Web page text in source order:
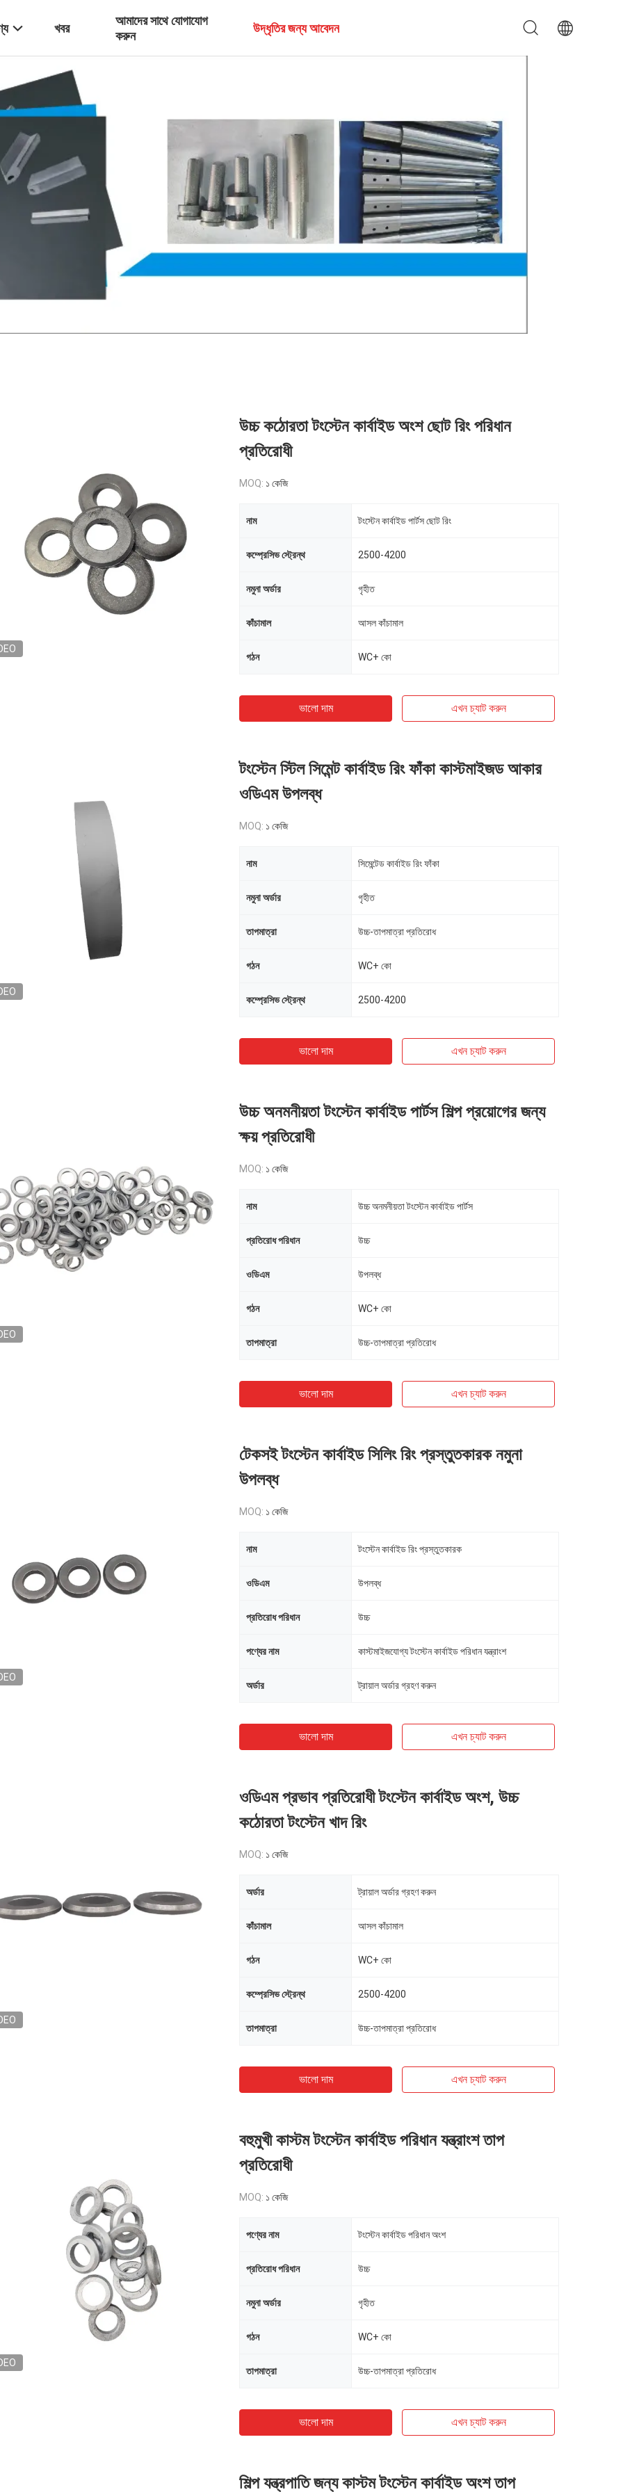
খবর
আমাদের সাথে যোগাযোগ
করুন
উদ্ধৃতির জন্য আবেদন
উচ্চ কঠোরতা টংস্টেন কার্বাইড অংশ ছোট রিং পরিধান
প্রতিরোধী
MOQ: ১ কেজি
নাম টংস্টেন কার্বাইড পার্টস ছোট রিং
কম্প্রেসিভ স্ট্রেন্থ 2500-4200
নমুনা অর্ডার গৃহীত
কাঁচামাল আসল কাঁচামাল
গঠন WC+ কো
ভালো দাম এখন চ্যাট করুন
টংস্টেন স্টিল সিমেন্ট কার্বাইড রিং ফাঁকা কাস্টমাইজড আকার
ওডিএম উপলব্ধ
MOQ: ১ কেজি
নাম সিমেন্টেড কার্বাইড রিং ফাঁকা
নমুনা অর্ডার গৃহীত
তাপমাত্রা উচ্চ-তাপমাত্রা প্রতিরোধ
গঠন WC+ কো
কম্প্রেসিভ স্ট্রেন্থ 2500-4200
ভালো দাম এখন চ্যাট করুন
উচ্চ অনমনীয়তা টংস্টেন কার্বাইড পার্টস শিল্প প্রয়োগের জন্য
ক্ষয় প্রতিরোধী
MOQ: ১ কেজি
নাম উচ্চ অনমনীয়তা টংস্টেন কার্বাইড পার্টস
প্রতিরোধ পরিধান উচ্চ
ওডিএম উপলব্ধ
গঠন WC+ কো
তাপমাত্রা উচ্চ-তাপমাত্রা প্রতিরোধ
ভালো দাম এখন চ্যাট করুন
টেকসই টংস্টেন কার্বাইড সিলিং রিং প্রস্তুতকারক নমুনা
উপলব্ধ
MOQ: ১ কেজি
নাম টংস্টেন কার্বাইড রিং প্রস্তুতকারক
ওডিএম উপলব্ধ
প্রতিরোধ পরিধান উচ্চ
পণ্যের নাম কাস্টমাইজযোগ্য টংস্টেন কার্বাইড পরিধান যন্ত্রাংশ
অর্ডার ট্রায়াল অর্ডার গ্রহণ করুন
ভালো দাম এখন চ্যাট করুন
ওডিএম প্রভাব প্রতিরোধী টংস্টেন কার্বাইড অংশ, উচ্চ
কঠোরতা টংস্টেন খাদ রিং
MOQ: ১ কেজি
অর্ডার ট্রায়াল অর্ডার গ্রহণ করুন
কাঁচামাল আসল কাঁচামাল
গঠন WC+ কো
কম্প্রেসিভ স্ট্রেন্থ 2500-4200
তাপমাত্রা উচ্চ-তাপমাত্রা প্রতিরোধ
ভালো দাম এখন চ্যাট করুন
বহুমুখী কাস্টম টংস্টেন কার্বাইড পরিধান যন্ত্রাংশ তাপ
প্রতিরোধী
MOQ: ১ কেজি
পণ্যের নাম টংস্টেন কার্বাইড পরিধান অংশ
প্রতিরোধ পরিধান উচ্চ
নমুনা অর্ডার গৃহীত
গঠন WC+ কো
তাপমাত্রা উচ্চ-তাপমাত্রা প্রতিরোধ
ভালো দাম এখন চ্যাট করুন
শিল্প যন্ত্রপাতি জন্য কাস্টম টংস্টেন কার্বাইড অংশ তাপ